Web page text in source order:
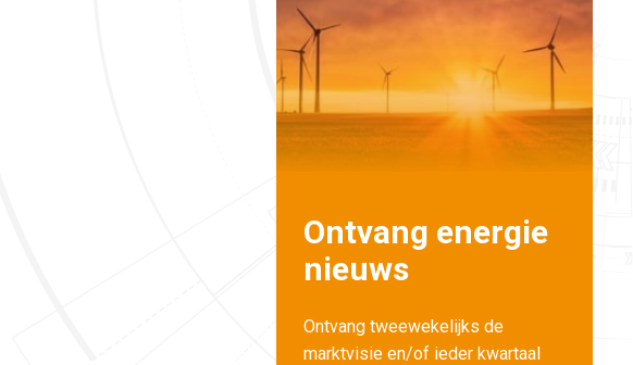
Ontvang energie
nieuws
Ontvang tweewekelijks de
marktvisie en/of ieder kwartaal